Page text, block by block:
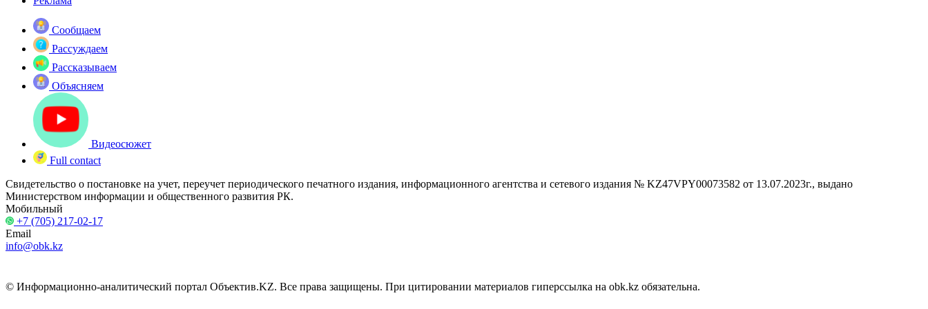
Сообщаем
Рассуждаем
Рассказываем
Объясняем
Видеосюжет
Full contact
Свидетельство о постановке на учет, переучет периодического печатного издания, информационного агентства и сетевого издания № KZ47VPY00073582 от 13.07.2023г., выдано
Министерством информации и общественного развития РК.
Мобильный
+7 (705) 217-02-17
Email
info@obk.kz
© Информационно-аналитический портал Объектив.KZ. Все права защищены. При цитировании материалов гиперссылка на obk.kz обязательна.